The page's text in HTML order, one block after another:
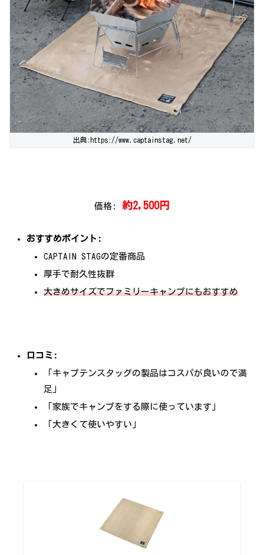
出典:https://www.captainstag.net/
価格: 約2,500円
おすすめポイント:
CAPTAIN STAGの定番商品
厚手で耐久性抜群
大きめサイズでファミリーキャンプにもおすすめ
口コミ:
「キャプテンスタッグの製品はコスパが良いので満
足」
「家族でキャンプをする際に使っています」
「大きくて使いやすい」